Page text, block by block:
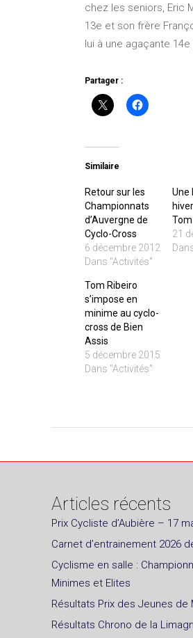
chez les seniors, Eric
13e et son frère
lui à une agaçante 14e
Partager :
Similaire
Retour sur les
Championnats
d’Auvergne de
Cyclo-Cross
6 décembre 2012
Dans "Activités"
Une
21
Tom Ribeiro
s’impose en
minime au cyclo-
cross de Bien
Assis
5 décembre 2015
Dans "Activités"
Articles récents
Prix Cycliste d’Aubière – 17
Carnet d’entrainement 2026
Cyclisme en salle :
Minimes et Elites
Résultats Prix des Jeunes de
Résultats Chrono de la